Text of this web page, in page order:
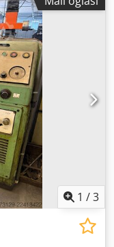
1 /3